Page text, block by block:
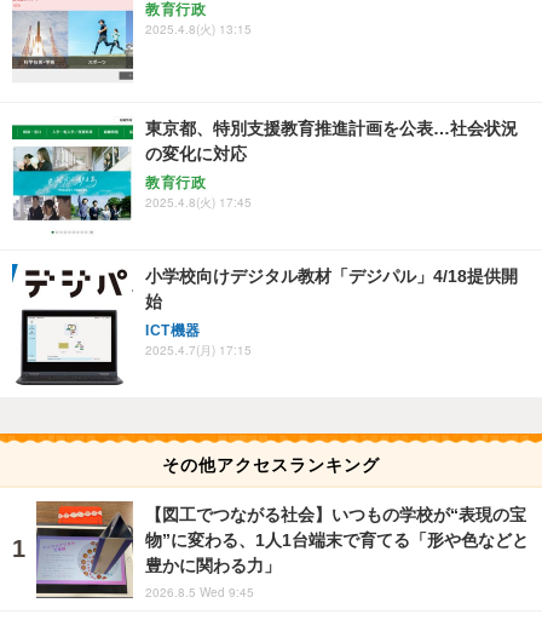
教育行政
2025.4.8(火) 13:15
東京都、特別支援教育推進計画を公表…社会状況
の変化に対応
教育行政
2025.4.8(火) 17:45
小学校向けデジタル教材「デジパル」4/18提供開
始
ICT機器
2025.4.7(月) 17:15
その他アクセスランキング
【図工でつながる社会】いつもの学校が“表現の宝
物”に変わる、1人1台端末で育てる「形や色などと
豊かに関わる力」
2026.8.5 Wed 9:45